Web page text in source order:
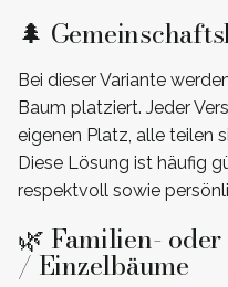
🌲
Bei dieser Variante
Baum platziert. Jeder
eigenen Platz, alle teilen
Diese Lösung ist häufig
respektvoll sowie
🌿 Familien-
/ Einzelbäume